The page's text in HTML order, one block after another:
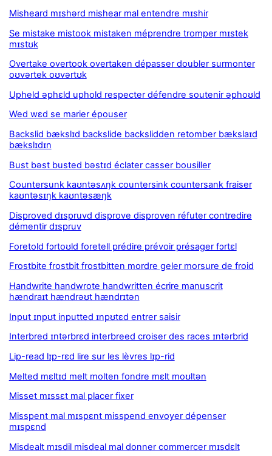
Misheard mɪshərd mishear mal entendre mɪshir
Se mistake mistook mistaken méprendre tromper mɪstek
mɪstʊk
Overtake overtook overtaken dépasser doubler surmonter
oʊvərtek oʊvərtʊk
Upheld əphɛld uphold respecter défendre soutenir əphoʊld
Wed wɛd se marier épouser
Backslid bækslɪd backslide backslidden retomber bækslaɪd
bækslɪdɪn
Bust bəst busted bəstɪd éclater casser bousiller
Countersunk kaʊntəsʌŋk countersink countersank fraiser
kaʊntəsɪŋk kaʊntəsæŋk
Disproved dɪspruvd disprove disproven réfuter contredire
démentir dɪspruv
Foretold fɔrtoʊld foretell prédire prévoir présager fɔrtɛl
Frostbite frostbit frostbitten mordre geler morsure de froid
Handwrite handwrote handwritten écrire manuscrit
hændraɪt hændrəʊt hændrɪtən
Input ɪnpʊt inputted ɪnpʊtɛd entrer saisir
Interbred ɪntərbrɛd interbreed croiser des races ɪntərbrid
Lip-read lɪp-rɛd lire sur les lèvres lɪp-rid
Melted mɛltɪd melt molten fondre mɛlt moʊltən
Misset mɪssɛt mal placer fixer
Misspent mal mɪspɛnt misspend envoyer dépenser
mɪspɛnd
Misdealt mɪsdil misdeal mal donner commercer mɪsdɛlt